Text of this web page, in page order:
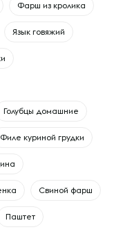
Фарш из кролика
Язык говяжий
Голубцы домашние
Филе куриной грудки
Свиной фарш
Паштет